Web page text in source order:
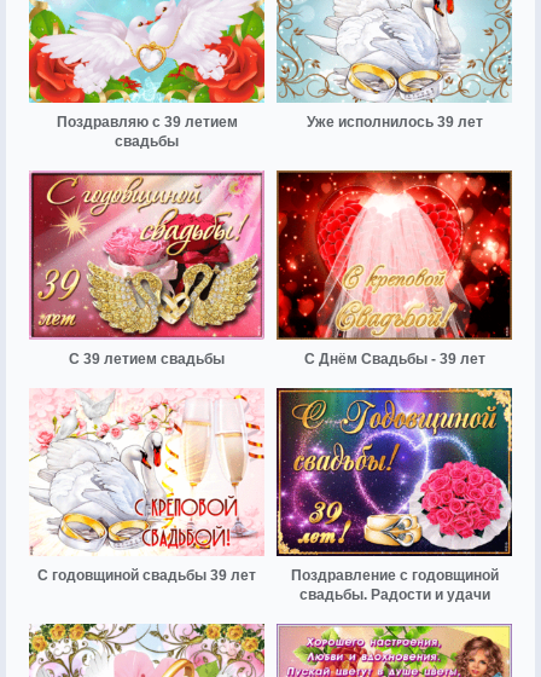
Поздравляю с 39 летием
свадьбы
Уже исполнилось 39 лет
С 39 летием свадьбы С Днём Свадьбы - 39 лет
С годовщиной свадьбы 39 лет
Поздравление с годовщиной
свадьбы. Радости и удачи